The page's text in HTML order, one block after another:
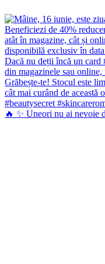
🔥 ✨ Uneori nu ai nevoie